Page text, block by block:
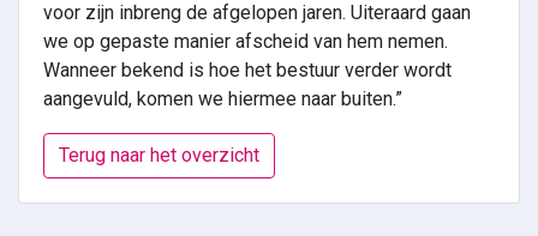
voor zijn inbreng de afgelopen jaren. Uiteraard gaan
we op gepaste manier afscheid van hem nemen.
Wanneer bekend is hoe het bestuur verder wordt
aangevuld, komen we hiermee naar buiten.”
Terug naar het overzicht